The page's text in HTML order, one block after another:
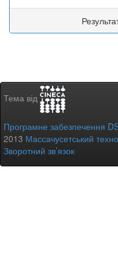
Тема від
Програмне забезпечення
2013 Массачусетський
Зворотний зв’язок